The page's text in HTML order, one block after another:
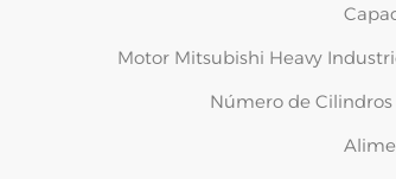
Motor Mitsubishi Heavy
Número de